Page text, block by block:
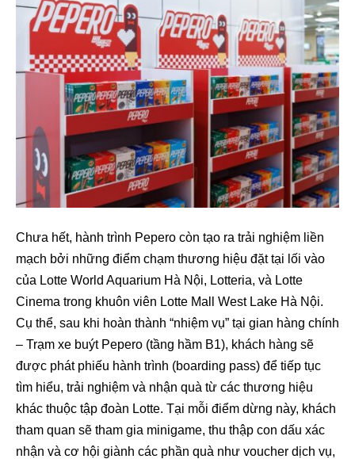
Chưa hết, hành trình Pepero còn tạo ra trải nghiệm liền
mạch bởi những điểm chạm thương hiệu đặt tại lối vào
của Lotte World Aquarium Hà Nội, Lotteria, và Lotte
Cinema trong khuôn viên Lotte Mall West Lake Hà Nội.
Cụ thể, sau khi hoàn thành “nhiệm vụ” tại gian hàng chính
– Trạm xe buýt Pepero (tầng hầm B1), khách hàng sẽ
được phát phiếu hành trình (boarding pass) để tiếp tục
tìm hiểu, trải nghiệm và nhận quà từ các thương hiệu
khác thuộc tập đoàn Lotte. Tại mỗi điểm dừng này, khách
tham quan sẽ tham gia minigame, thu thập con dấu xác
nhận và cơ hội giành các phần quà như voucher dịch vụ,